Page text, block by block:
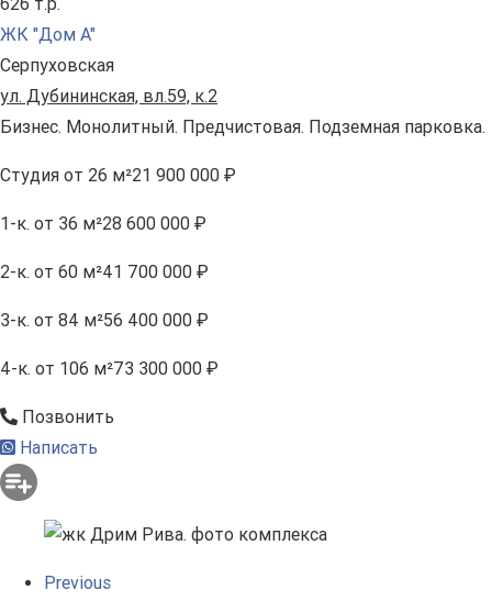
ЖК "Дом А"
Серпуховская
ул. Дубининская, вл.59, к.2
Бизнес. Монолитный. Предчистовая. Подземная парковка.
Студия от 26 м²21 900 000 ₽
1-к. от 36 м²28 600 000 ₽
2-к. от 60 м²41 700 000 ₽
3-к. от 84 м²56 400 000 ₽
4-к. от 106 м²73 300 000 ₽
Позвонить
Написать
Previous